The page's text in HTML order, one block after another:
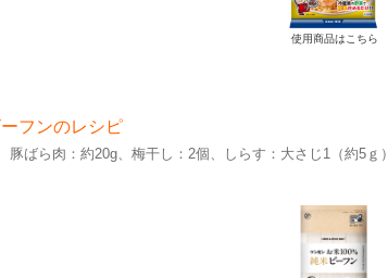
使用商品はこちら
フンのレシピ
豚ばら肉：約20g 梅干し：2個
しらす：大さじ1（約5ｇ）